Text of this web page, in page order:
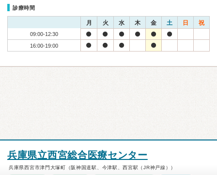
診療時間
月 火 水 木 金 土 日 祝
09:00-12:30
16:00-19:00
兵庫県立西宮総合医療センター
兵庫県西宮市津門大塚町（阪神国道駅、今津駅、西宮駅（JR神戸線））